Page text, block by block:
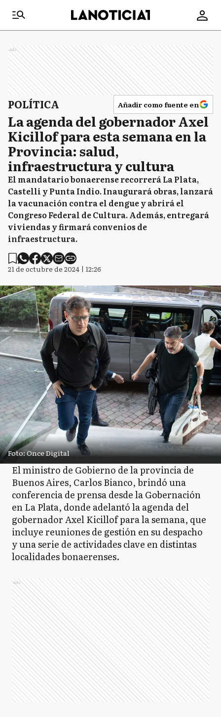
Ads
POLÍTICA Añadir como fuente en
La agenda del gobernador Axel
Kicillof para esta semana en la
Provincia: salud,
infraestructura y cultura
El mandatario bonaerense recorrerá La Plata,
Castelli y Punta Indio. Inaugurará obras, lanzará
la vacunación contra el dengue y abrirá el
Congreso Federal de Cultura. Además, entregará
viviendas y firmará convenios de
infraestructura.
21 de octubre de 2024 | 12:26
Foto: Once Digital
El ministro de Gobierno de la provincia de
Buenos Aires, Carlos Bianco, brindó una
conferencia de prensa desde la Gobernación
en La Plata, donde adelantó la agenda del
gobernador Axel Kicillof para la semana, que
incluye reuniones de gestión en su despacho
y una serie de actividades clave en distintas
localidades bonaerenses.
Ads